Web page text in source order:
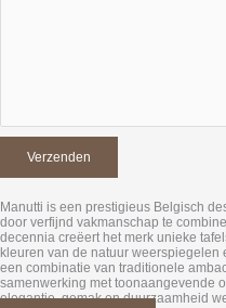
Manutti is een prestigieus Belgisch
door verfijnd vakmanschap te
decennia creëert het merk unieke
kleuren van de natuur
een combinatie van traditionele
samenwerking met toonaangevende
elegantie, gemak en duurzaamheid